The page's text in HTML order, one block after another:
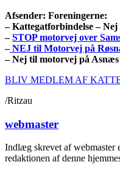
Afsender: Foreningerne:
– Kattegatforbindelse –
–STOP motorvej over
–NEJ til Motorvej på
– Nej til motorvej på Asnæs
BLIV MEDLEM AF
/Ritzau
webmaster
Indlæg skrevet af webmaster
redaktionen af denne